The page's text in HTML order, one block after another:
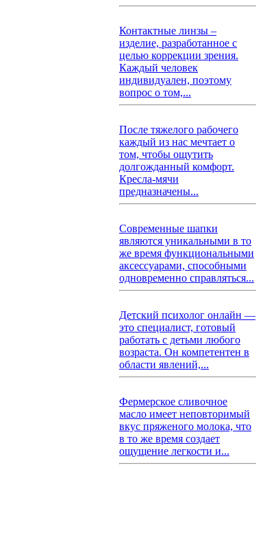
Контактные линзы –
изделие, разработанное с
целью коррекции зрения.
Каждый человек
индивидуален, поэтому
вопрос о том,...
После тяжелого рабочего
каждый из нас мечтает о
том, чтобы ощутить
долгожданный комфорт.
Кресла-мячи
предназначены...
Современные шапки
являются уникальными в то
же время функциональными
аксессуарами, способными
одновременно справляться...
Детский психолог онлайн —
это специалист, готовый
работать с детьми любого
возраста. Он компетентен в
области явлений,...
Фермерское сливочное
масло имеет неповторимый
вкус пряженого молока, что
в то же время создает
ощущение легкости и...